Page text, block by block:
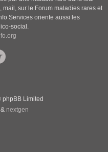
sur le Forum maladies rares et
Services oriente aussi les
social.
Limited
& nextgen